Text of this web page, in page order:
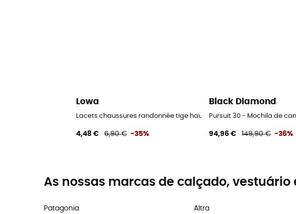
Lowa
Lacets chaussures randonnée tige haute - Cadarços
4,48 € 6,90 € -35%
Black Diamond
Pursuit 30 - Mochila de
94,96 € 149,90 € -36%
As nossas marcas de calçado,
Patagonia
Altra